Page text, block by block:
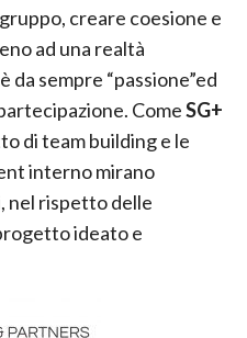
creare coesione e
ad una realtà
sempre “passione”ed
ComeSG+
di team building e le
interno mirano
rispetto delle
ideato e